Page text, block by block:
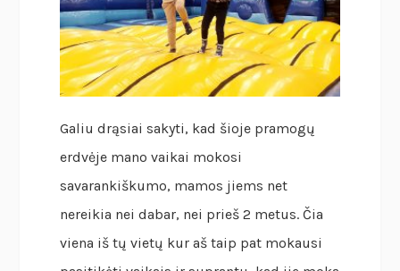
Galiu drąsiai sakyti, kad šioje pramogų
erdvėje mano vaikai mokosi
savarankiškumo, mamos jiems net
nereikia nei dabar, nei prieš 2 metus. Čia
viena iš tų vietų kur aš taip pat mokausi